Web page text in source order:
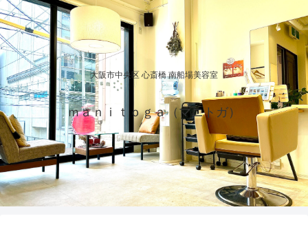
大阪市中央区 心斎橋 南船場美容室
ｍａｎｉｔｏｇａ（マニトガ）